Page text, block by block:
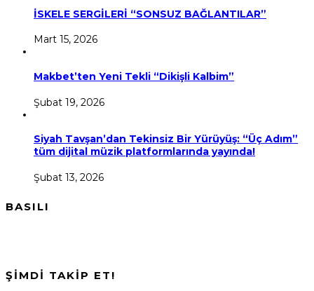
İSKELE SERGİLERİ “SONSUZ BAĞLANTILAR”
Mart 15, 2026
Makbet’ten Yeni Tekli “Dikişli Kalbim”
Şubat 19, 2026
Siyah Tavşan’dan Tekinsiz Bir Yürüyüş: “Üç Adım”
tüm dijital müzik platformlarında yayında!
Şubat 13, 2026
BASILI
ŞİMDİ TAKİP ET!